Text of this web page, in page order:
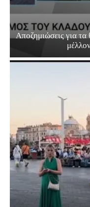
Αποζημιώσεις για